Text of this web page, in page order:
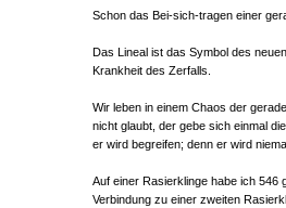
Schon das Bei-sich-tragen einer
Das Lineal ist das Symbol des
Krankheit des Zerfalls.
Wir leben in einem Chaos der
nicht glaubt, der gebe sich einmal
er wird begreifen; denn er wird
Auf einer Rasierklinge habe ich 546
Verbindung zu einer zweiten